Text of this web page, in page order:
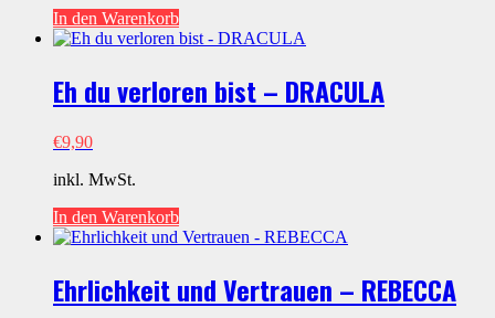
In den Warenkorb
Eh du verloren bist – DRACULA
€9,90
inkl. MwSt.
In den Warenkorb
Ehrlichkeit und Vertrauen – REBECCA